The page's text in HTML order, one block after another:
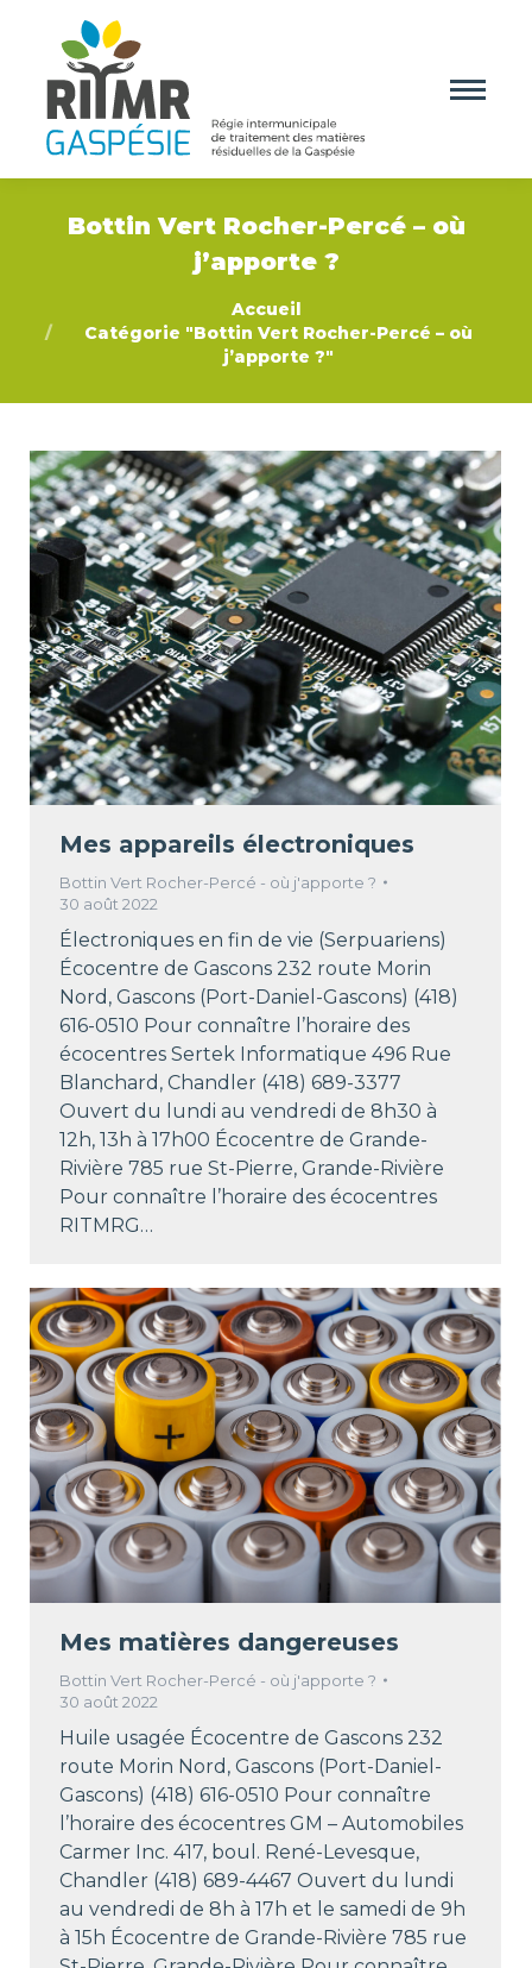
Bottin Vert Rocher-Percé – où
j’apporte ?
Accueil
Catégorie "Bottin Vert Rocher-Percé – où
j’apporte ?"
Mes appareils électroniques
Bottin Vert Rocher-Percé - où j'apporte ?
30 août 2022
Électroniques en fin de vie (Serpuariens)
Écocentre de Gascons 232 route Morin
Nord, Gascons (Port-Daniel-Gascons) (418)
616-0510 Pour connaître l’horaire des
écocentres Sertek Informatique 496 Rue
Blanchard, Chandler (418) 689-3377
Ouvert du lundi au vendredi de 8h30 à
12h, 13h à 17h00 Écocentre de Grande-
Rivière 785 rue St-Pierre, Grande-Rivière
Pour connaître l’horaire des écocentres
RITMRG…
Mes matières dangereuses
Bottin Vert Rocher-Percé - où j'apporte ?
30 août 2022
Huile usagée Écocentre de Gascons 232
route Morin Nord, Gascons (Port-Daniel-
Gascons) (418) 616-0510 Pour connaître
l’horaire des écocentres GM – Automobiles
Carmer Inc. 417, boul. René-Levesque,
Chandler (418) 689-4467 Ouvert du lundi
au vendredi de 8h à 17h et le samedi de 9h
à 15h Écocentre de Grande-Rivière 785 rue